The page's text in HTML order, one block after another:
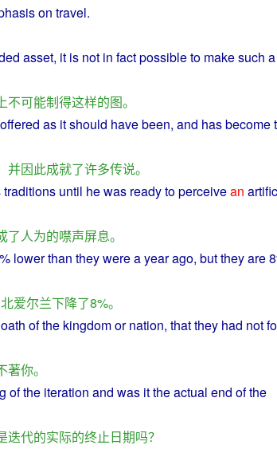
on travel.
asset, it is not in factpossibleto makesuch a
不可能制得这样的图。
offered as itshould havebeen, and hasbecome
并因此成就了许多传说。
traditions until he was ready toperceivean
了人为的噤声屏息。
lowerthan they wereayearago, butthey are
北爱尔兰下降了8%。
oath ofthe kingdomornation, thatthey had not
著你。
ofthe iteration and was ittheactual end of the
迭代的实际的终止日期吗？